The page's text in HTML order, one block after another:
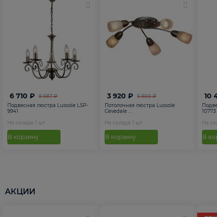
9 587 ₽
6 710 ₽
Подвесная люстра Lussole LSP-
9941
На складе 1 шт
В корзину
5 600 ₽
3 920 ₽
Потолочная люстра Lussole
Cevedale ...
На складе 1 шт
В корзину
10
10773
На
В
АКЦИИ